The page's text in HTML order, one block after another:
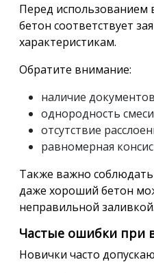
Перед использованием
бетон соответствует
характеристикам.
Обратите внимание:
наличие
однородность смеси
отсутствие
равномерная
Также важно
даже хороший бетон
неправильной заливкой.
Частые ошибки при
Новички часто